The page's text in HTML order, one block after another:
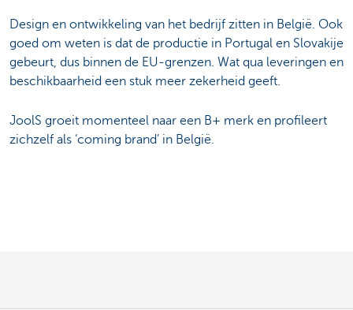
Design en ontwikkeling van het bedrijf zitten in België. Ook
goed om weten is dat de productie in Portugal en Slovakije
gebeurt, dus binnen de EU-grenzen. Wat qua leveringen en
beschikbaarheid een stuk meer zekerheid geeft.
JoolS groeit momenteel naar een B+ merk en profileert
zichzelf als ‘coming brand’ in België.